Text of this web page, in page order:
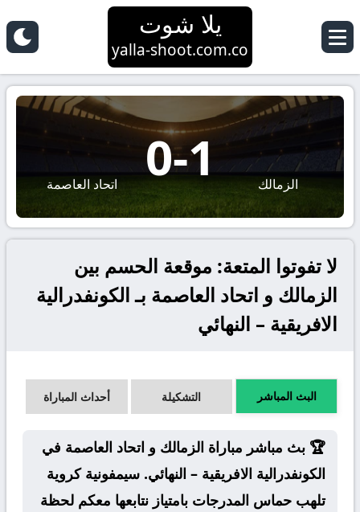
يلا شوت
yalla-shoot.com.co
الزمالك 1
-
0 اتحاد العاصمة
لا تفوتوا المتعة: موقعة الحسم بين
الزمالك و اتحاد العاصمة بـ الكونفدرالية
الافريقية – النهائي
البث المباشر التشكيلة أحداث المباراة
🏆 بث مباشر مباراة الزمالك و اتحاد العاصمة في
الكونفدرالية الافريقية – النهائي. سيمفونية كروية
تلهب حماس المدرجات بامتياز نتابعها معكم لحظة